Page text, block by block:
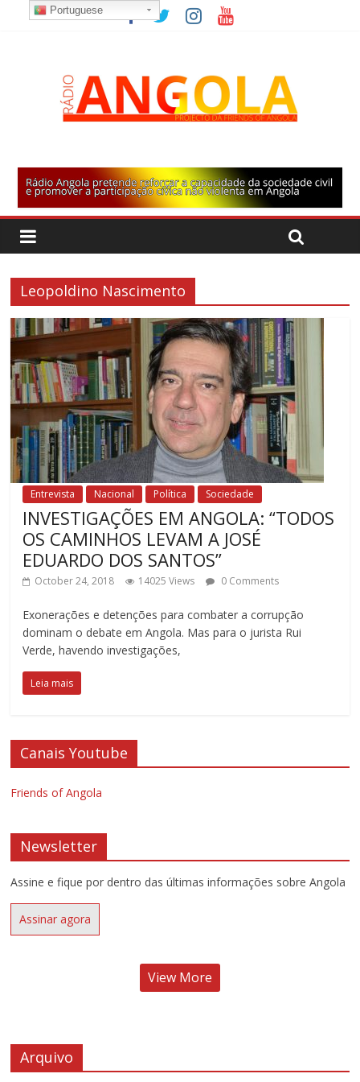
Leopoldino Nascimento
Entrevista Nacional Política Sociedade
INVESTIGAÇÕES EM ANGOLA: “TODOS
OS CAMINHOS LEVAM A JOSÉ
EDUARDO DOS SANTOS”
October 24, 2018 14025 Views 0 Comments
Exonerações e detenções para combater a corrupção
dominam o debate em Angola. Mas para o jurista Rui
Verde, havendo investigações,
Leia mais
Canais Youtube
Friends of Angola
Newsletter
Assine e fique por dentro das últimas informações sobre Angola
Assinar agora
View More
Arquivo
Portuguese